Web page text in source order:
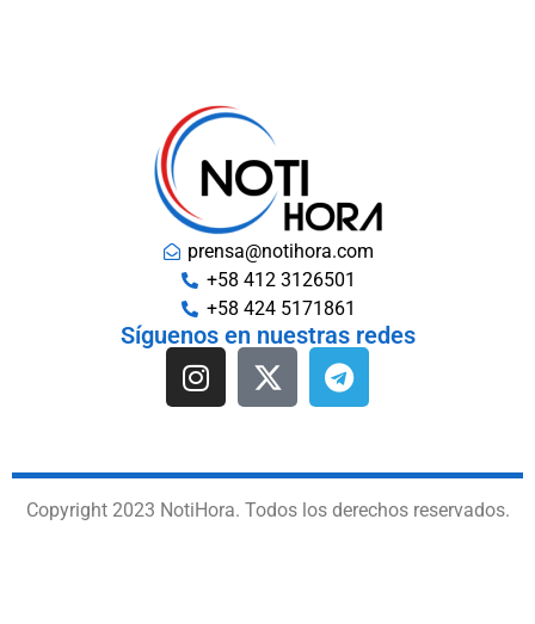
prensa@notihora.com
+58 412 3126501
+58 424 5171861
Síguenos en nuestras redes
Copyright 2023 NotiHora. Todos los derechos reservados.